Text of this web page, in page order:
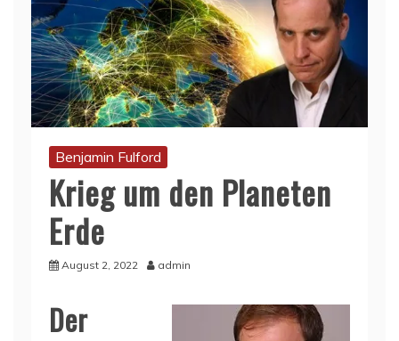
Benjamin Fulford
Krieg um den Planeten
Erde
August 2, 2022 admin
Der